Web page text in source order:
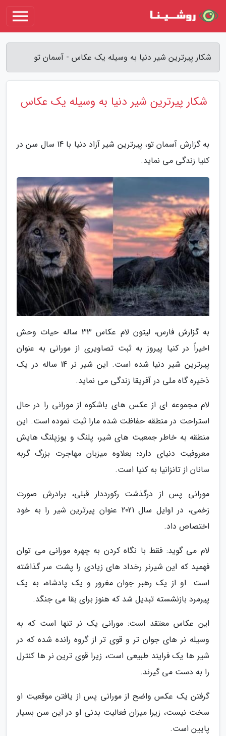
شکار پیرترین شیر دنیا به وسیله یک عکاس - آسمان تو
شکار پیرترین شیر دنیا به وسیله یک عکاس
به گزارش آسمان تو، پیرترین شیر آزاد دنیا با 14 سال سن در
کنیا زندگی می نماید.
به گزارش فارس، لیتون لام عکاس 33 ساله حیات وحش
اخیراً در کنیا پیروز به ثبت تصاویری از مورانی به عنوان
پیرترین شیر دنیا شده است. این شیر نر 14 ساله در یک
ذخیره گاه ملی در آفریقا زندگی می نماید.
لام مجموعه ای از عکس های باشکوه از مورانی را در حال
استراحت در منطقه حفاظت شده مارا ثبت نموده است. این
منطقه به خاطر جمعیت های شیر، پلنگ و یوزپلنگ هایش
معروفیت دنیای دارد؛ بعلاوه میزبان مهاجرت بزرگ گربه
سانان از تانزانیا به کنیا است.
مورانی پس از درگذشت رکورددار قبلی، برادرش صورت
زخمی، در اوایل سال 2021 عنوان پیرترین شیر را به خود
اختصاص داد.
لام می گوید: فقط با نگاه کردن به چهره مورانی می توان
فهمید که این شیرنر رخداد های زیادی را پشت سر گذاشته
است. او از یک رهبر جوان مغرور و یک پادشاه، به یک
پیرمرد بازنشسته تبدیل شد که هنوز برای بقا می جنگد.
این عکاس معتقد است: مورانی یک نر تنها است که به
وسیله نر های جوان تر و قوی تر از گروه رانده شده که در
شیر ها یک فرایند طبیعی است، زیرا قوی ترین نر ها کنترل
را به دست می گیرند.
گرفتن یک عکس واضح از مورانی پس از یافتن موقعیت او
سخت نیست، زیرا میزان فعالیت بدنی او در این سن بسیار
پایین است.